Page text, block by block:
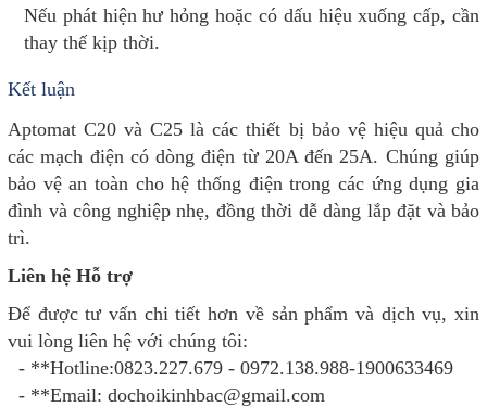
Nếu phát hiện hư hỏng hoặc có dấu hiệu xuống cấp, cần
thay thế kịp thời.
Kết luận
Aptomat C20 và C25 là các thiết bị bảo vệ hiệu quả cho
các mạch điện có dòng điện từ 20A đến 25A. Chúng giúp
bảo vệ an toàn cho hệ thống điện trong các ứng dụng gia
đình và công nghiệp nhẹ, đồng thời dễ dàng lắp đặt và bảo
trì.
Liên hệ Hỗ trợ
Để được tư vấn chi tiết hơn về sản phẩm và dịch vụ, xin
vui lòng liên hệ với chúng tôi:
- **Hotline:0823.227.679 - 0972.138.988-1900633469
- **Email: dochoikinhbac@gmail.com